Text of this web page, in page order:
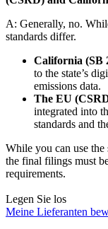
A: Generally, no.
standards differ.
California (SB
to the state’s
emissions data.
The EU
integrated into
standards and
While you can use
the final filings must
requirements.
Legen Sie los
Meine Lieferanten